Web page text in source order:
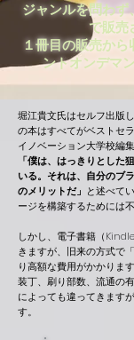
ジャンルを問わ
で販売
１冊目の販売から
ントオンデマ
堀江貴文氏はセルフ出版
の本はすべてがベストセ
イノベーション大学校編
「僕は、はっきりとした
いる。それは、自分のブ
のメリットだ」 と述べて
ージを構築するためには
しかし、電子書籍（
きますが、旧来の方式で
り高額な費用がかかりま
装丁、刷り部数、流通の
によっても違ってきます
す。